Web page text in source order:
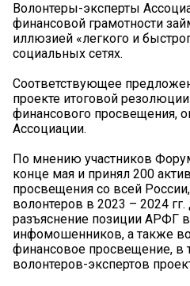
Волонтеры-эксперты
финансовой грамотности
иллюзией «легкого и
социальных сетях.
Соответствующее
проекте итоговой
финансового просвещения,
Ассоциации.
По мнению участников
конце мая и принял 200
просвещения со всей
волонтеров в 2023 – 2024
разъяснение позиции АРФГ в
инфомошенников, а также
финансовое просвещение, в
волонтеров-экспертов